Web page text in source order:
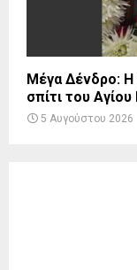
Μέγα Δένδρο: Η
σπίτι του Αγίου
5 Αυγούστου 2026